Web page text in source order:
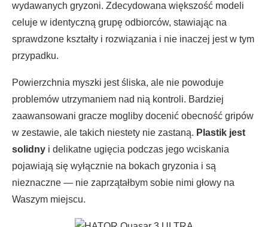
wydawanych gryzoni. Zdecydowana większość modeli
celuje w identyczną grupę odbiorców, stawiając na
sprawdzone kształty i rozwiązania i nie inaczej jest w tym
przypadku.
Powierzchnia myszki jest śliska, ale nie powoduje
problemów utrzymaniem nad nią kontroli. Bardziej
zaawansowani gracze mogliby docenić obecność gripów
w zestawie, ale takich niestety nie zastaną. Plastik jest
solidny i delikatne ugięcia podczas jego wciskania
pojawiają się wyłącznie na bokach gryzonia i są
nieznaczne — nie zaprzątałbym sobie nimi głowy na
Waszym miejscu.